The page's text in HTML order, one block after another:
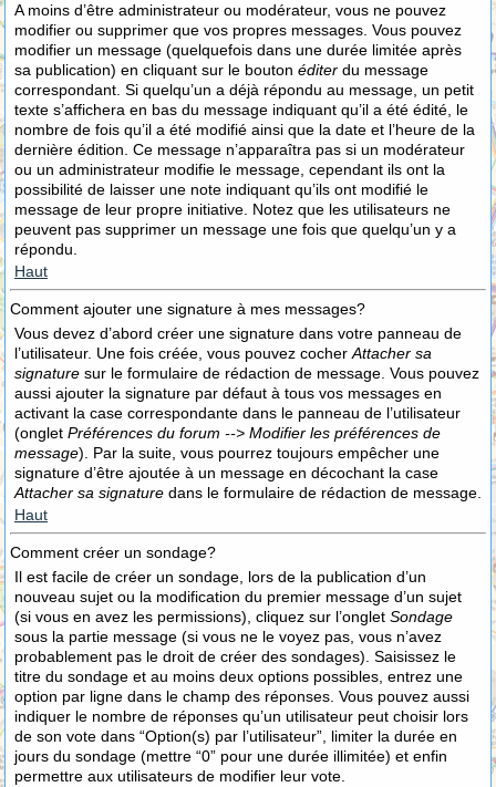
A moins d’être administrateur ou modérateur, vous ne pouvez
modifier ou supprimer que vos propres messages. Vous pouvez
modifier un message (quelquefois dans une durée limitée après
sa publication) en cliquant sur le bouton éditer du message
correspondant. Si quelqu’un a déjà répondu au message, un petit
texte s’affichera en bas du message indiquant qu’il a été édité, le
nombre de fois qu’il a été modifié ainsi que la date et l’heure de la
dernière édition. Ce message n’apparaîtra pas si un modérateur
ou un administrateur modifie le message, cependant ils ont la
possibilité de laisser une note indiquant qu’ils ont modifié le
message de leur propre initiative. Notez que les utilisateurs ne
peuvent pas supprimer un message une fois que quelqu’un y a
répondu.
Haut
Comment ajouter une signature à mes messages?
Vous devez d’abord créer une signature dans votre panneau de
l’utilisateur. Une fois créée, vous pouvez cocher Attacher sa
signature sur le formulaire de rédaction de message. Vous pouvez
aussi ajouter la signature par défaut à tous vos messages en
activant la case correspondante dans le panneau de l’utilisateur
(onglet Préférences du forum --> Modifier les préférences de
message). Par la suite, vous pourrez toujours empêcher une
signature d’être ajoutée à un message en décochant la case
Attacher sa signature dans le formulaire de rédaction de message.
Haut
Comment créer un sondage?
Il est facile de créer un sondage, lors de la publication d’un
nouveau sujet ou la modification du premier message d’un sujet
(si vous en avez les permissions), cliquez sur l’onglet Sondage
sous la partie message (si vous ne le voyez pas, vous n’avez
probablement pas le droit de créer des sondages). Saisissez le
titre du sondage et au moins deux options possibles, entrez une
option par ligne dans le champ des réponses. Vous pouvez aussi
indiquer le nombre de réponses qu’un utilisateur peut choisir lors
de son vote dans “Option(s) par l’utilisateur”, limiter la durée en
jours du sondage (mettre “0” pour une durée illimitée) et enfin
permettre aux utilisateurs de modifier leur vote.